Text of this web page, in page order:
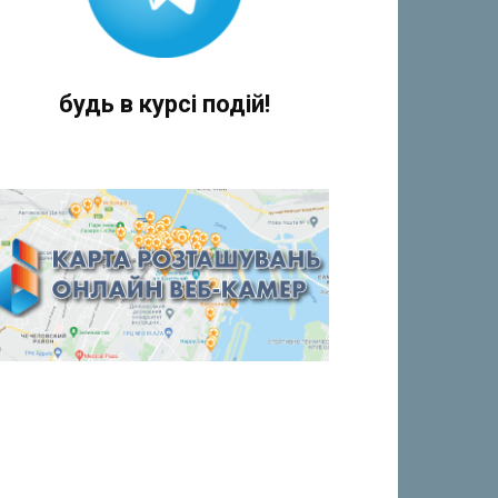
будь в курсі подій!